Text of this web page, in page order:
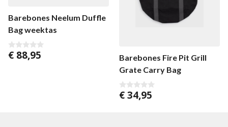
Barebones Neelum Duffle
Bag weektas
0
v
€ 88,95
Barebones Fire Pit Grill
Grate Carry Bag
0
v
€34,95